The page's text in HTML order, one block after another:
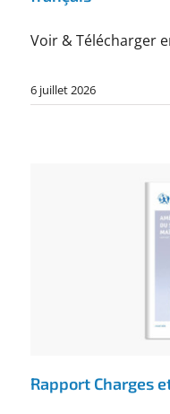
Voir & Télécharger
6 juillet 2026
Rapport Charges